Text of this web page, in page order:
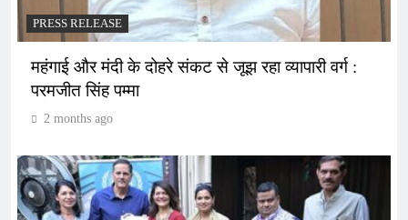
PRESS RELEASE
महंगाई और मंदी के दोहरे संकट से जूझ रहा व्यापारी वर्ग :
परमजीत सिंह पम्मा
2 months ago